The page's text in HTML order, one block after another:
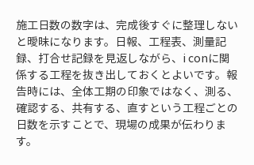
施工日数の数字は、完成後すぐに整理しない
と曖昧になります。日報、工程表、測量記
録、打合せ記録を見返しながら、i conに関
係する工程を抜き出しておくとよいです。報
告時には、全体工期の印象ではなく、測る、
確認する、共有する、直すという工程ごとの
日数を示すことで、現場の成果が伝わりま
す。